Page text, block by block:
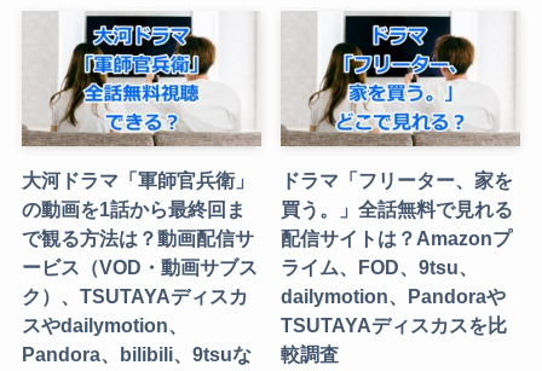
大河ドラマ「軍師官兵衛」
の動画を1話から最終回ま
で観る方法は？動画配信サ
ービス（VOD・動画サブス
ク）、TSUTAYAディスカ
スやdailymotion、
Pandora、bilibili、9tsuな
ドラマ「フリーター、家を
買う。」全話無料で見れる
配信サイトは？Amazonプ
ライム、FOD、9tsu、
dailymotion、Pandoraや
TSUTAYAディスカスを比
較調査